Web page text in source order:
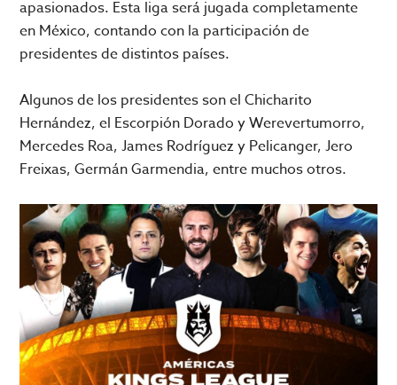
apasionados. Esta liga será jugada completamente
en México, contando con la participación de
presidentes de distintos países.
Algunos de los presidentes son el Chicharito
Hernández, el Escorpión Dorado y Werevertumorro,
Mercedes Roa, James Rodríguez y Pelicanger, Jero
Freixas, Germán Garmendia, entre muchos otros.